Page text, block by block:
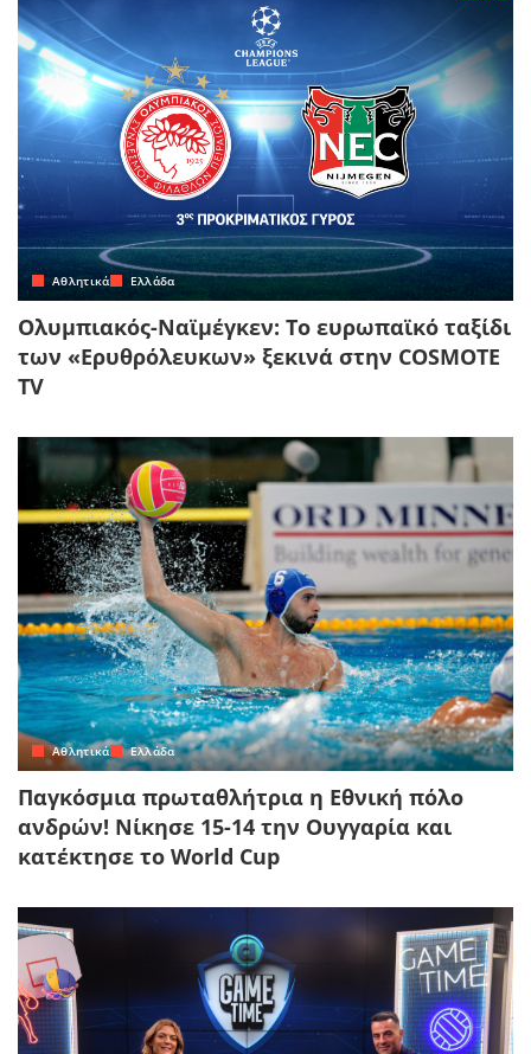
Αθλητικά Ελλάδα
Ολυμπιακός-Ναϊμέγκεν: Το ευρωπαϊκό ταξίδι
των «Ερυθρόλευκων» ξεκινά στην COSMOTE
TV
Αθλητικά Ελλάδα
Παγκόσμια πρωταθλήτρια η Εθνική πόλο
ανδρών! Νίκησε 15-14 την Ουγγαρία και
κατέκτησε το World Cup